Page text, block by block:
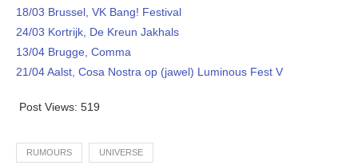
18/03 Brussel, VK Bang! Festival
24/03 Kortrijk, De Kreun Jakhals
13/04 Brugge, Comma
21/04 Aalst, Cosa Nostra op (jawel) Luminous Fest V
Post Views: 519
RUMOURS UNIVERSE